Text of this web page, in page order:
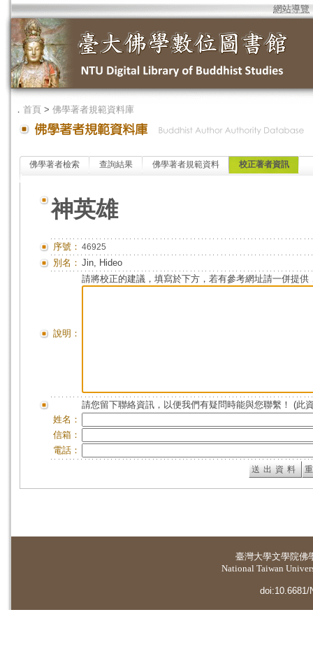
網站導覽
． 首頁 > 佛學著者規範資料庫
佛學著者檢索 查詢結果 佛學著者規範資料 校正著者資訊
神英雄
序號： 46925
別名： Jin, Hideo
說明：
請將校正的建議，填寫於下方，若有參考網址請一併提供
請您留下聯絡資訊，以便我們有疑問時能與您聯繫！ (此
姓名：
信箱：
電話：
臺灣大學文學院佛
National Taiwan
doi:10.6681/